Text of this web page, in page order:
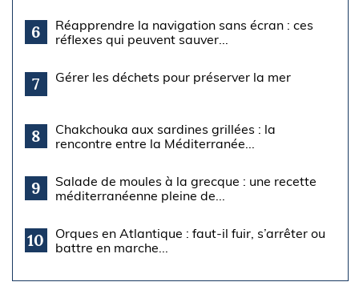
6
Réapprendre la navigation sans écran : ces
réflexes qui peuvent sauver...
7 Gérer les déchets pour préserver la mer
8
Chakchouka aux sardines grillées : la
rencontre entre la Méditerranée...
9
Salade de moules à la grecque : une recette
méditerranéenne pleine de...
10
Orques en Atlantique : faut-il fuir, s’arrêter ou
battre en marche...